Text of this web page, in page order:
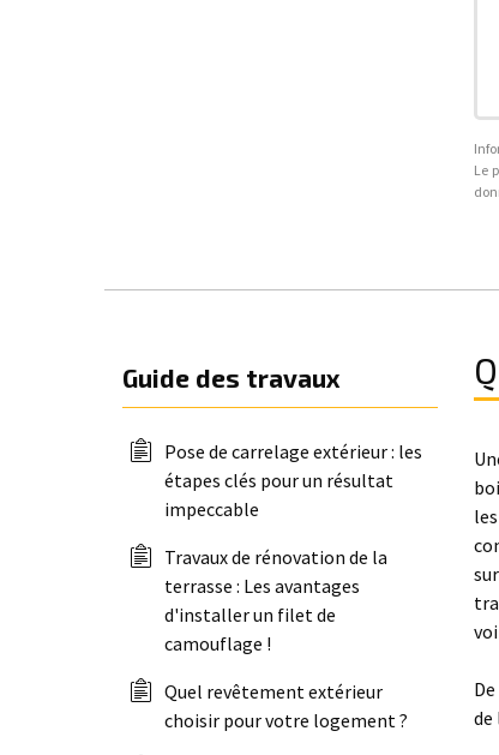
Le
de
Guide des travaux
Pose de carrelage extérieur : les
étapes clés pour un résultat
impeccable
Travaux de rénovation de la
terrasse : Les avantages
d'installer un filet de
camouflage !
Quel revêtement extérieur
choisir pour votre logement ?